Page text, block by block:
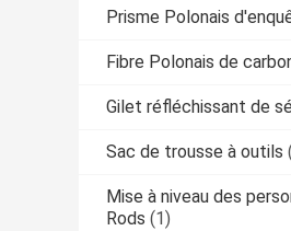
Prisme Polonais
Fibre Polonais de
Gilet réfléchissant de
Sac de trousse à outils
Mise à niveau des
Rods (1)